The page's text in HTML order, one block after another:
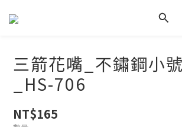
三箭花嘴_不鏽鋼小
_HS-706
NT$165